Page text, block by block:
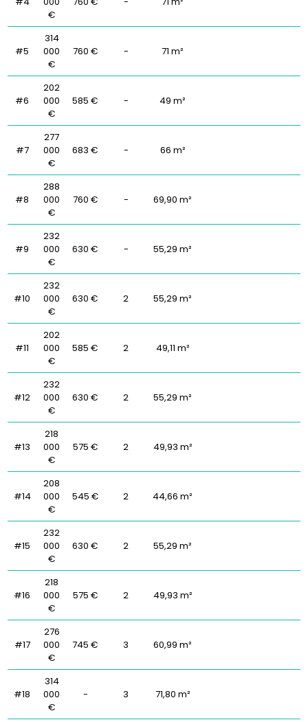
€
#5
314
000
€
760 € - 71 m²
#6
202
000
€
585 € - 49 m²
#7
277
000
€
683 € - 66 m²
#8
288
000
€
760 € - 69,90 m²
#9
232
000
€
630 € - 55,29 m²
#10
232
000
€
630 € 2 55,29 m²
#11
202
000
€
585 € 2 49,11 m²
#12
232
000
€
630 € 2 55,29 m²
#13
218
000
€
575 € 2 49,93 m²
#14
208
000
€
545 € 2 44,66 m²
#15
232
000
€
630 € 2 55,29 m²
#16
218
000
€
575 € 2 49,93 m²
#17
276
000
€
745 € 3 60,99 m²
#18
314
000
€
- 3 71,80 m²